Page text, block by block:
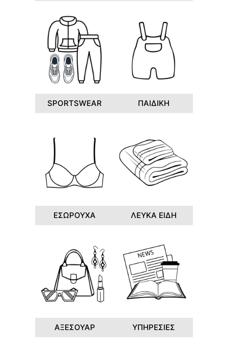
SPORTSWEAR ΠΑΙΔΙΚΗ
ΕΣΩΡΟΥΧΑ ΛΕΥΚΑ ΕΙΔΗ
ΑΞΕΣΟΥΑΡ ΥΠΗΡΕΣΙΕΣ